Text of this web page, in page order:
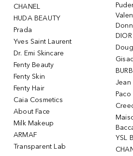
CHANEL
HUDA BEAUTY
Prada
Yves Saint Laurent
Dr. Emi Skincare
Fenty Beauty
Fenty Skin
Fenty Hair
Caia Cosmetics
About Face
Milk Makeup
ARMAF
Transparent Lab
Jean
YSL